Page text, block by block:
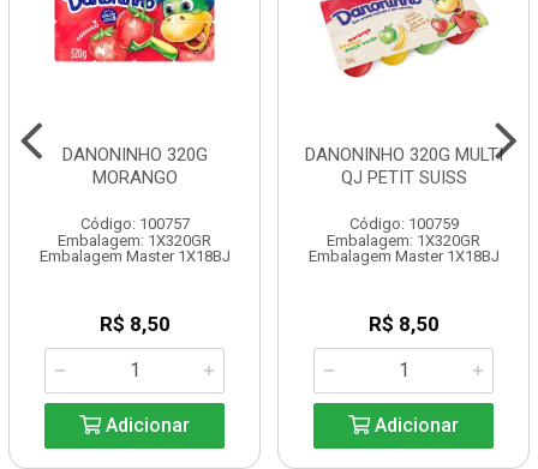
DANONINHO 320G
MORANGO
Código: 100757
Embalagem: 1X320GR
Embalagem Master 1X18BJ
R$ 8,50
Adicionar
DANONINHO 320G MULTI
QJ PETIT SUISS
Código: 100759
Embalagem: 1X320GR
Embalagem Master 1X18BJ
R$ 8,50
Adicionar